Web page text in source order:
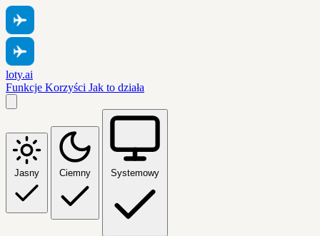
loty.ai
Funkcje Korzyści Jak to działa
Jasny Ciemny Systemowy